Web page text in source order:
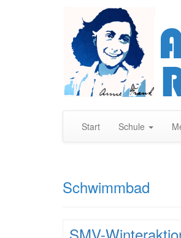
Start Schule
Schwimmbad